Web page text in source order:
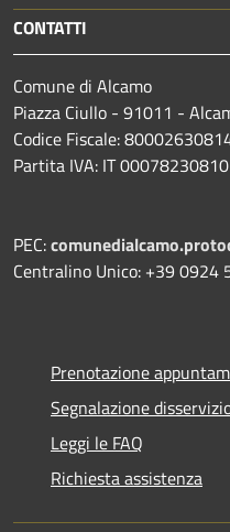
CONTATTI
Comune di Alcamo
Piazza Ciullo - 91011 -
Codice Fiscale:
Partita IVA: IT 00078230810
PEC:
Centralino Unico: +39 0924
Prenotazione
Segnalazione
Leggi le FAQ
Richiesta assistenza